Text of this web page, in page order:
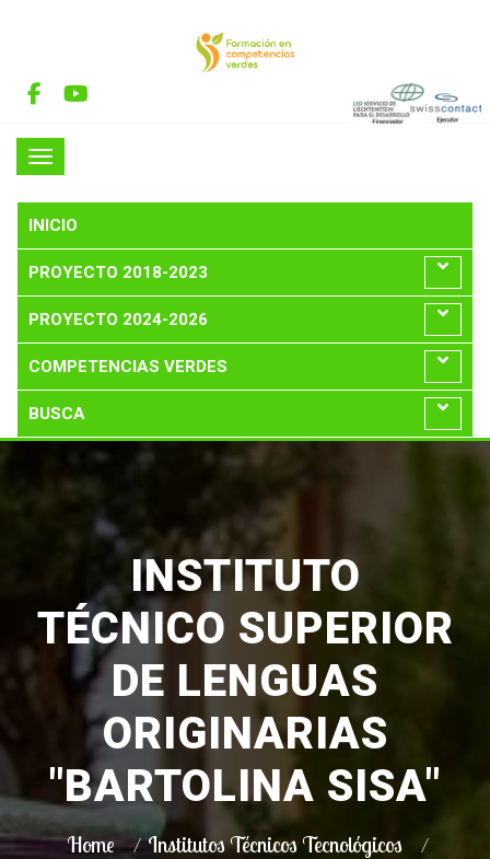
INICIO
PROYECTO 2018-2023
PROYECTO 2024-2026
COMPETENCIAS VERDES
BUSCA
INSTITUTO
TÉCNICO SUPERIOR
DE LENGUAS
ORIGINARIAS
"BARTOLINA SISA"
Home
Institutos Técnicos Tecnológicos